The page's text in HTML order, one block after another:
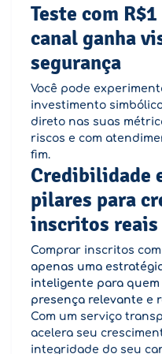
Teste com
canal ganha
segurança
Você pode
investimento
direto nas suas
riscos e com
fim.
Credibilidade
pilares para
inscritos reais
Comprar inscritos
apenas uma
inteligente para
presença relevante e
Com um serviço
acelera seu
integridade do seu